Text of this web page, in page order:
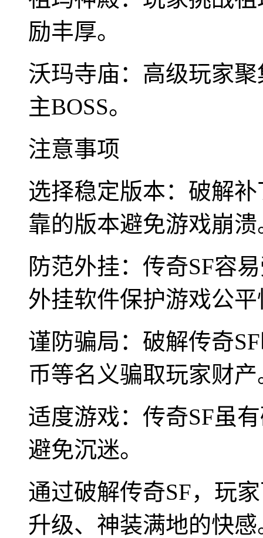
励丰厚。
沃玛寺庙：高级玩家
主BOSS。
注意事项
选择稳定版本：破解
靠的版本避免游戏崩溃
防范外挂：传奇SF容
外挂软件保护游戏公平
谨防骗局：破解传奇
币等名义骗取玩家财产
适度游戏：传奇SF虽
避免沉迷。
通过破解传奇SF，玩
升级、神装满地的快